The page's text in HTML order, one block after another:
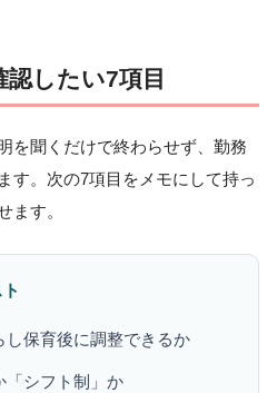
したい7項目
を聞くだけで終わらせず、勤務
す。次の7項目をメモにして持っ
ます。
保育後に調整できるか
「シフト制」か